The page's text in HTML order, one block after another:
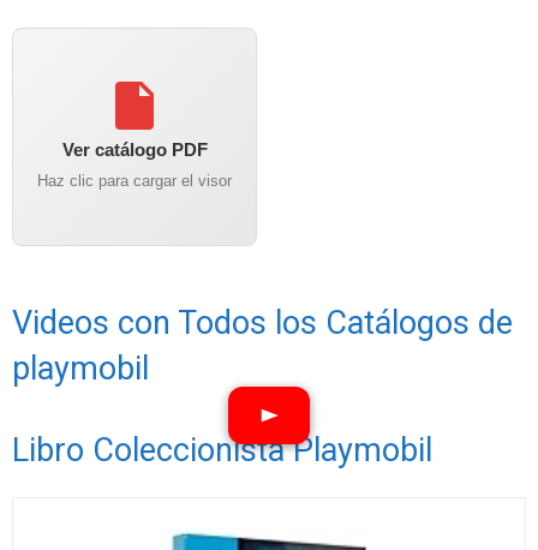
Ver catálogo PDF
Haz clic para cargar el visor
Videos con Todos los Catálogos de
playmobil
Libro Coleccionista Playmobil